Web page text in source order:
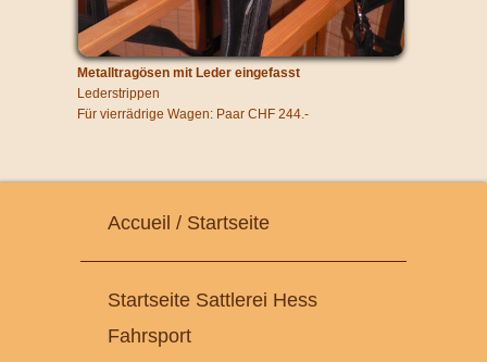
Metalltragösen mit Leder eingefasst
Lederstrippen
Für vierrädrige Wagen: Paar CHF 244.-
Accueil / Startseite
Startseite Sattlerei Hess
Fahrsport